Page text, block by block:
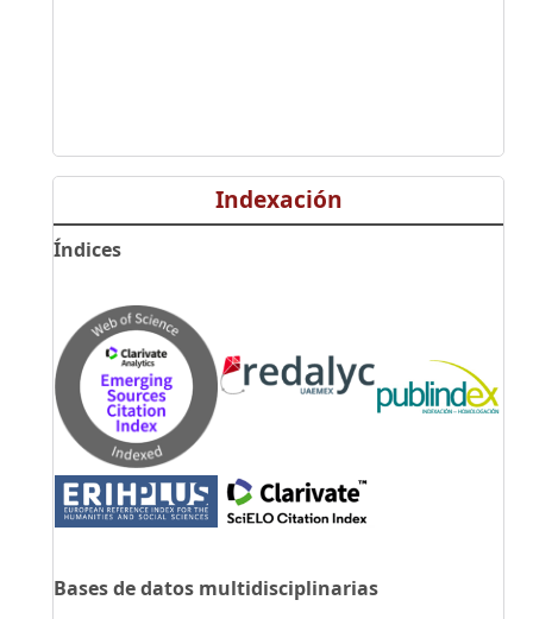
Indexación
Índices
Bases de datos multidisciplinarias